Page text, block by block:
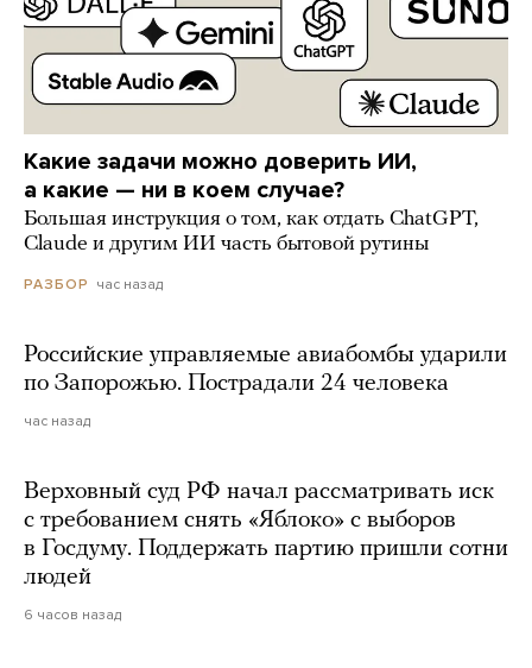
Какие задачи можно доверить ИИ,
а какие — ни в коем случае?
Большая инструкция о том, как отдать ChatGPT,
Claude и другим ИИ часть бытовой рутины
РАЗБОР час назад
Российские управляемые авиабомбы ударили
по Запорожью. Пострадали 24 человека
час назад
Верховный суд РФ начал рассматривать иск
с требованием снять «Яблоко» с выборов
в Госдуму. Поддержать партию пришли сотни
людей
6 часов назад